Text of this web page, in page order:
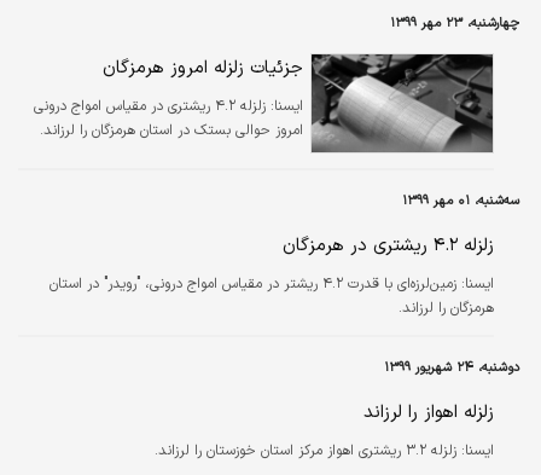
چهارشنبه، ۲۳ مهر ۱۳۹۹
جزئیات زلزله امروز هرمزگان
ايسنا:
زلزله ۴.۲ ریشتری در مقیاس امواج درونی
امروز حوالی بستک در استان هرمزگان را لرزاند.
سه‌شنبه، ۰۱ مهر ۱۳۹۹
زلزله ۴.۲ ریشتری در هرمزگان
ايسنا:
زمین‌لرزه‌ای با قدرت ۴.۲ ریشتر در مقیاس امواج درونی، "رویدر" در استان
هرمزگان را لرزاند.
دوشنبه، ۲۴ شهریور ۱۳۹۹
زلزله اهواز را لرزاند
ايسنا: زلزله ۳.۲ ریشتری اهواز مرکز استان خوزستان را لرزاند.